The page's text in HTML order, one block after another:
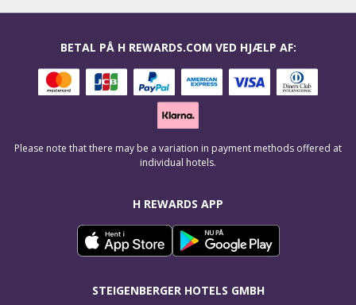
H REWARDS APP
STEIGENBERGER HOTELS GMBH
BETAL PÅ H REWARDS.COM VED HJÆLP AF:
Please note that there may be a variation in payment methods offered at
individual hotels.